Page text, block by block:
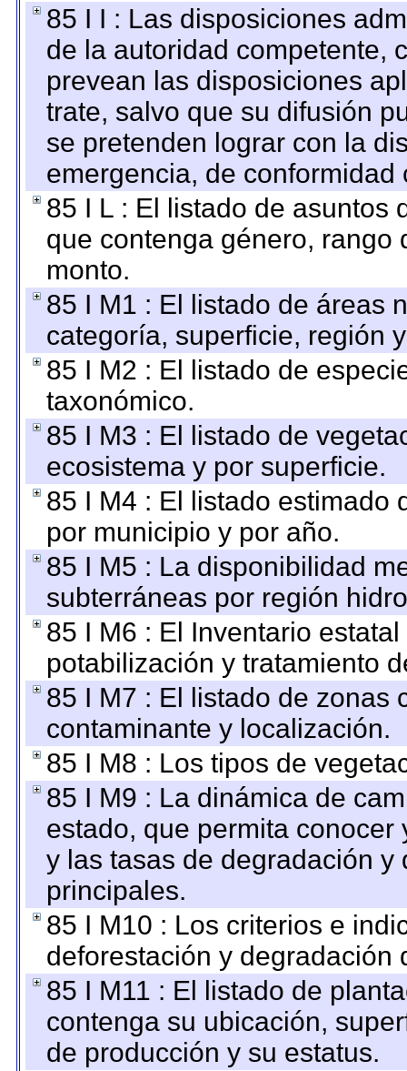
85 I I : Las disposiciones
de la autoridad competente,
prevean las disposiciones
trate, salvo que su difusión
se pretenden lograr con la
emergencia, de
85 I L : El listado de asuntos
que contenga género, rango
monto.
85 I M1 : El listado de áreas
categoría, superficie, región
85 I M2 : El listado de
taxonómico.
85 I M3 : El listado de
ecosistema y por superficie.
85 I M4 : El listado estimado
por municipio y por año.
85 I M5 : La disponibilidad
subterráneas por región
85 I M6 : El Inventario
potabilización y tratamiento
85 I M7 : El listado de zonas
contaminante y localización.
85 I M8 : Los tipos de
85 I M9 : La dinámica de
estado, que permita
y las tasas de degradación
principales.
85 I M10 : Los criterios e
deforestación y degradación
85 I M11 : El listado de
contenga su ubicación,
de producción y su estatus.